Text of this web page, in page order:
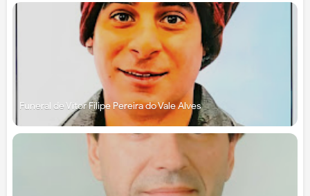
Funeral de Vítor Filipe Pereira do Vale Alves